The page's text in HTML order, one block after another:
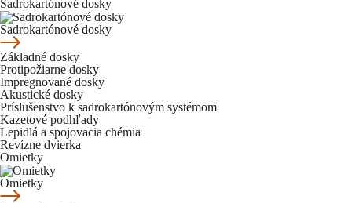
Sadrokartónové dosky
Sadrokartónové dosky
Základné dosky
Protipožiarne dosky
Impregnované dosky
Akustické dosky
Príslušenstvo k sadrokartónovým systémom
Kazetové podhľady
Lepidlá a spojovacia chémia
Revízne dvierka
Omietky
Omietky